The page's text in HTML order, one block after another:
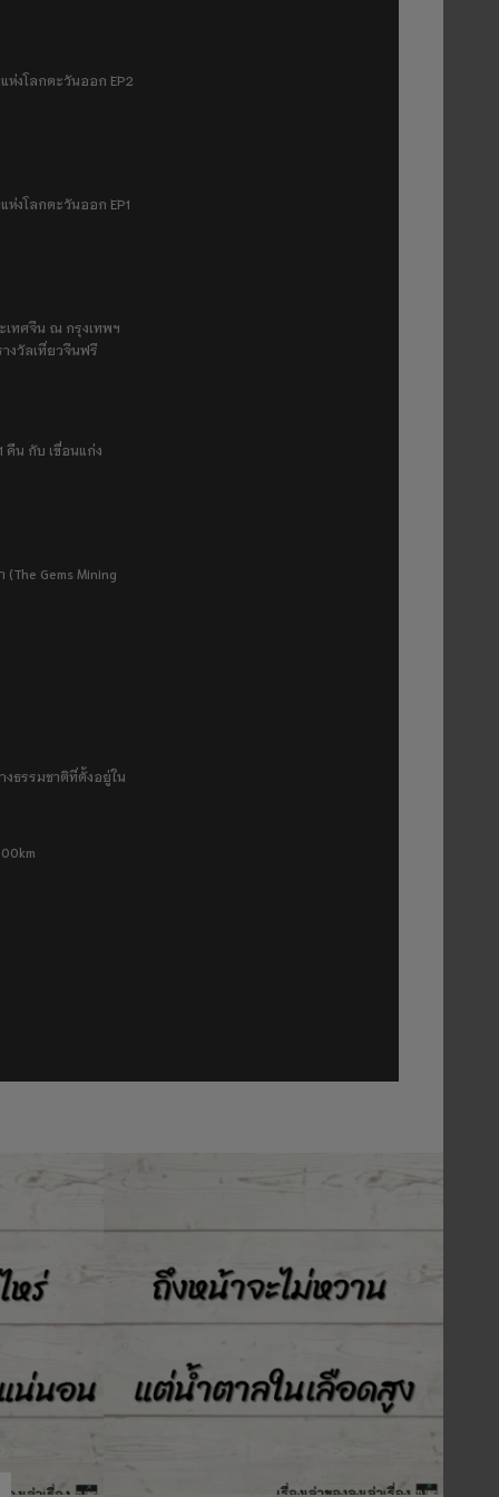
ห่งโลกตะวันออก EP2
ห่งโลกตะวันออก EP1
เทศจีน ณ กรุงเทพฯ
งวัลเที่ยวจีนฟรี
คืน กับ เขื่อนแก่ง
Gems Mining
งธรรมชาติที่ตั้งอยู่ใน